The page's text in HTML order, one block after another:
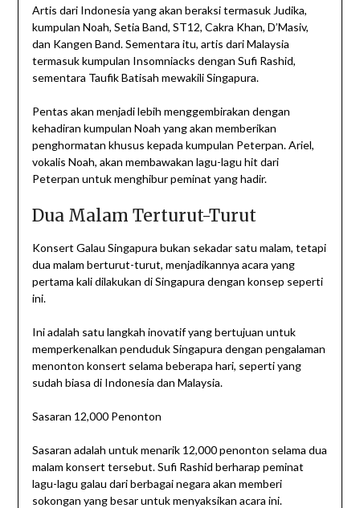
Artis dari Indonesia yang akan beraksi termasuk Judika,
kumpulan Noah, Setia Band, ST12, Cakra Khan, D’Masiv,
dan Kangen Band. Sementara itu, artis dari Malaysia
termasuk kumpulan Insomniacks dengan Sufi Rashid,
sementara Taufik Batisah mewakili Singapura.
Pentas akan menjadi lebih menggembirakan dengan
kehadiran kumpulan Noah yang akan memberikan
penghormatan khusus kepada kumpulan Peterpan. Ariel,
vokalis Noah, akan membawakan lagu-lagu hit dari
Peterpan untuk menghibur peminat yang hadir.
Dua Malam Terturut-Turut
Konsert Galau Singapura bukan sekadar satu malam, tetapi
dua malam berturut-turut, menjadikannya acara yang
pertama kali dilakukan di Singapura dengan konsep seperti
ini.
Ini adalah satu langkah inovatif yang bertujuan untuk
memperkenalkan penduduk Singapura dengan pengalaman
menonton konsert selama beberapa hari, seperti yang
sudah biasa di Indonesia dan Malaysia.
Sasaran 12,000 Penonton
Sasaran adalah untuk menarik 12,000 penonton selama dua
malam konsert tersebut. Sufi Rashid berharap peminat
lagu-lagu galau dari berbagai negara akan memberi
sokongan yang besar untuk menyaksikan acara ini.